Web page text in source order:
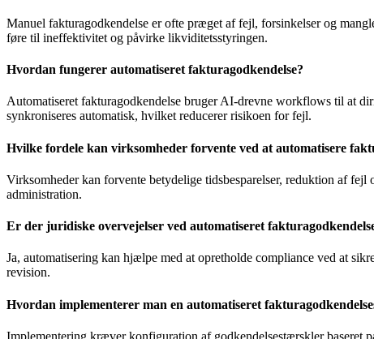
Manuel fakturagodkendelse er ofte præget af fejl, forsinkelser og
føre til ineffektivitet og påvirke likviditetsstyringen.
Hvordan fungerer automatiseret fakturagodkendelse?
Automatiseret fakturagodkendelse bruger AI-drevne workflows til at
synkroniseres automatisk, hvilket reducerer risikoen for fejl.
Hvilke fordele kan virksomheder forvente ved at automatisere
Virksomheder kan forvente betydelige tidsbesparelser, reduktion af
administration.
Er der juridiske overvejelser ved automatiseret
Ja, automatisering kan hjælpe med at opretholde compliance ved at
revision.
Hvordan implementerer man en automatiseret
Implementering kræver konfiguration af godkendelsestærskler baseret